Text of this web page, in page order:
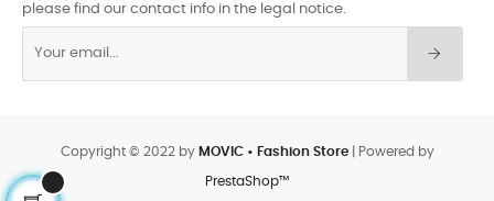
please find our contact info in the legal notice.
Copyright © 2022 by MOVIC • Fashion Store| Powered by
PrestaShop™